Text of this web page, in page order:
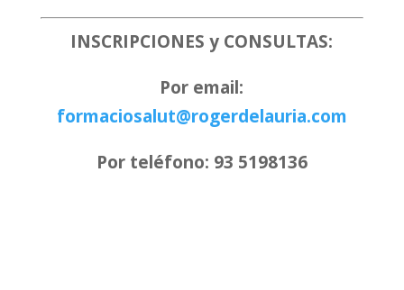
INSCRIPCIONES y CONSULTAS:
Por email:
formaciosalut@rogerdelauria.com
Por teléfono: 93 5198136